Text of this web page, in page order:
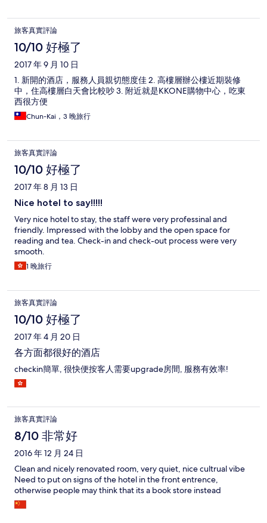
旅客真實評論
10/10 好極了
2017 年 9 月 10 日
1. 新開的酒店，服務人員親切態度佳 2. 高樓層辦公樓近期裝修
中，住高樓層白天會比較吵 3. 附近就是KKONE購物中心，吃東
西很方便
Chun-Kai，3 晚旅行
旅客真實評論
10/10 好極了
2017 年 8 月 13 日
Nice hotel to say!!!!!
Very nice hotel to stay, the staff were very professinal and
friendly. Impressed with the lobby and the open space for
reading and tea. Check-in and check-out process were very
smooth.
1 晚旅行
旅客真實評論
10/10 好極了
2017 年 4 月 20 日
各方面都很好的酒店
checkin簡單, 很快便按客人需要upgrade房間, 服務有效率!
旅客真實評論
8/10 非常好
2016 年 12 月 24 日
Clean and nicely renovated room, very quiet, nice cultrual vibe
Need to put on signs of the hotel in the front entrence,
otherwise people may think that its a book store instead